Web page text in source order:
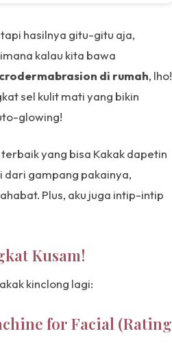
hasilnya gitu-gitu aja,
kalau kita bawa
di rumah, lho!
sel kulit mati yang bikin
glowing!
yang bisa Kakak dapetin
dari gampang pakainya,
Plus, aku juga intip-intip
Kusam!
kinclong lagi:
for Facial (Rating